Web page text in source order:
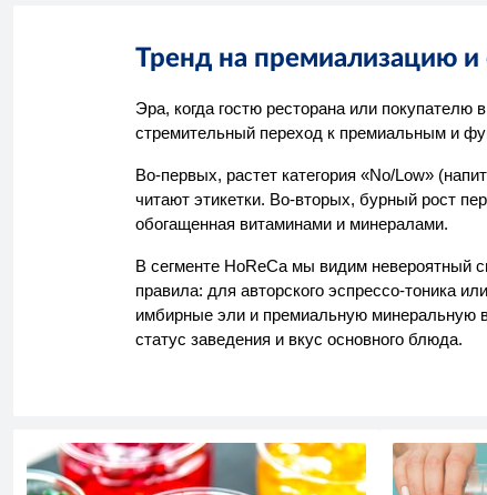
Тренд на премиализацию и
Эра, когда гостю ресторана или
стремительный переход к премиальным и
Во-первых, растет категория «No/Low»
читают этикетки. Во-вторых, бурный рост
обогащенная витаминами и минералами.
В сегменте HoReCa мы видим невероятный
правила: для авторского эспрессо-тоника
имбирные эли и премиальную минеральную
статус заведения и вкус основного блюда.